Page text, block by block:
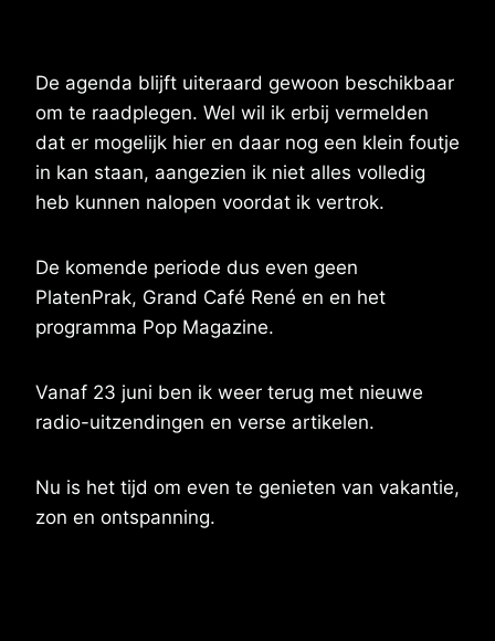
De agenda blijft uiteraard gewoon beschikbaar
om te raadplegen. Wel wil ik erbij vermelden
dat er mogelijk hier en daar nog een klein foutje
in kan staan, aangezien ik niet alles volledig
heb kunnen nalopen voordat ik vertrok.
De komende periode dus even geen
PlatenPrak, Grand Café René en en het
programma Pop Magazine.
Vanaf 23 juni ben ik weer terug met nieuwe
radio-uitzendingen en verse artikelen.
Nu is het tijd om even te genieten van vakantie,
zon en ontspanning.